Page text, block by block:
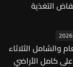
التغذية
والشامل الثلاثاء
كامل الأراضي